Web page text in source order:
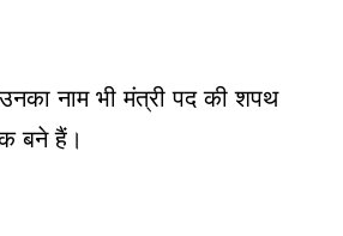
नाम भीमंत्री पद की शपथ
बने हैं।